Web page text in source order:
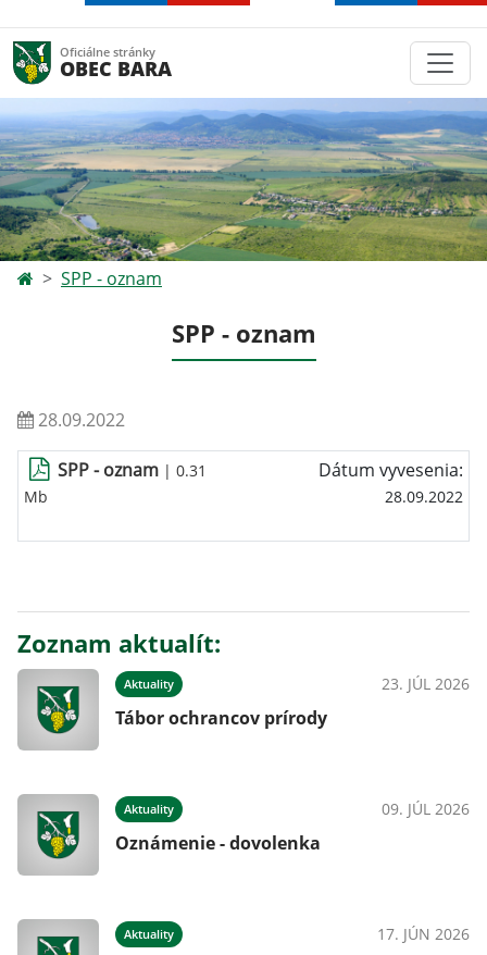
Oficiálne stránky
OBEC BARA
SPP - oznam
SPP - oznam
28.09.2022
SPP - oznam | 0.31
Mb
Dátum vyvesenia:
28.09.2022
Zoznam aktualít:
Aktuality 23. JÚL 2026
Tábor ochrancov prírody
Aktuality 09. JÚL 2026
Oznámenie - dovolenka
Aktuality 17. JÚN 2026